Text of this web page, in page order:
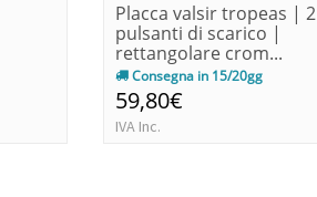
Placca valsir tropeas | 2
pulsanti di scarico |
rettangolare crom...
Consegna in 15/20gg
59,80€
IVA Inc.